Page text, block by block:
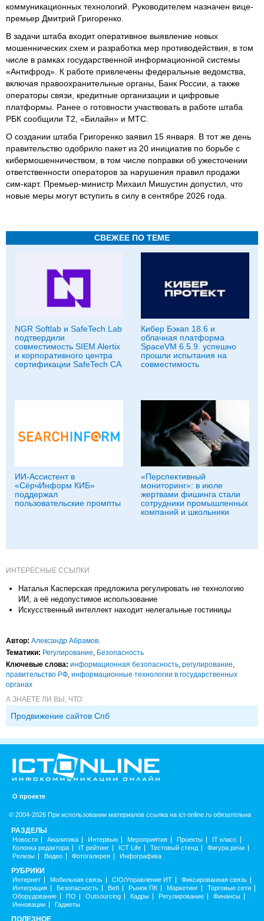
коммуникационных технологий. Руководителем назначен вице-
премьер Дмитрий Григоренко.
В задачи штаба входит оперативное выявление новых
мошеннических схем и разработка мер противодействия, в том
числе в рамках государственной информационной системы
«Антифрод». К работе привлечены федеральные ведомства,
включая правоохранительные органы, Банк России, а также
операторы связи, кредитные организации и цифровые
платформы. Ранее о готовности участвовать в работе штаба
РБК сообщили Т2, «Билайн» и МТС.
О создании штаба Григоренко заявил 15 января. В тот же день
правительство одобрило пакет из 20 инициатив по борьбе с
кибермошенничеством, в том числе поправки об ужесточении
ответственности операторов за нарушения правил продажи
сим-карт. Премьер-министр Михаил Мишустин допустил, что
новые меры могут вступить в силу в сентябре 2026 года.
СВЕЖЕЕ ПО ТЕМЕ
NGR Softlab и SafeTech Lab
подтвердили
совместимость SIEM Alertix
и корпоративного центра
сертификации SafeTech CA
Кибер Бэкап 18.6 и
облачная платформа
SpaceVM 6.5.9. успешно
прошли испытания на
совместимость
ИИ-Ассистент в
«СёрчИнформ КИБ»
поддержал
пользовательские промпты
«Перспективный
мониторинг»: в июле
жертвами фишинга стали
сотрудники промышленных
компаний и школьники
ИНТЕРЕСНЫЕ ССЫЛКИ
Наталья Касперская предложила регулировать не технологию
ИИ, а её недопустимое использование
Искусственный интеллект находит нелегальные гостиницы
Автор: Александр Абрамов.
Тематики: Регулирование, Безопасность
Ключевые слова: информационная безопасность, регулирование,
правительство РФ, информационные технологии в государственных
органах
А ЗНАЕТЕ ЛИ ВЫ, ЧТО:
Продвижение сайтов Спб
О проекте
© 2004-2026 При использовании материалов ссылка на ict-online.ru обязательна
РАЗДЕЛЫ
Новости Аналитика Интервью Мероприятия Проекты
IT класс
Колонка редактора
IT рейтинг ICT Life Тестовый стенд
Фигура речи
Релизы
Видео Фотогалерея Инфографика
РУБРИКИ
Интернет Мобильная связь CIO/Управление ИТ
Фиксированная связь
Интеграция
Безопасность Веб Рынок ПК Маркетинг
Торговые сети
Оборудование
ПО Outsourcing Кадры Регулирование
Финансы
Инновации
Гаджеты
ПОЛЕЗНОЕ